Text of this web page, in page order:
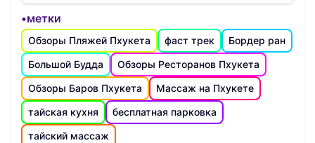
•метки
Обзоры Пляжей Пхукета фаст трек
Бордер ран
Большой Будда
Обзоры Ресторанов Пхукета
Обзоры Баров Пхукета
Массаж на Пхукете
тайская кухня
бесплатная парковка
тайский массаж